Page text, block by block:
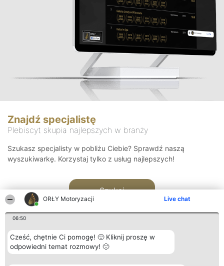
ORŁY Motoryzacji Live chat
06:50
Cześć, chętnie Ci pomogę! 🙂 Kliknij proszę w
odpowiedni temat rozmowy! 🙂
Znajdź specjalistę
Plebiscyt skupia najlepszych w branży
Szukasz specjalisty w pobliżu Ciebie? Sprawdź naszą
wyszukiwarkę. Korzystaj tylko z usług najlepszych!
Szukaj
Organizator plebiscytu Plebiscyt Kontakt